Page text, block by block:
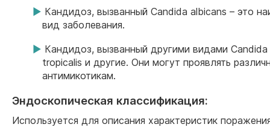
Кандидоз, вызванный Candida albicans – это
вид заболевания.
Кандидоз, вызванный другими видами
tropicalis и другие. Они могут проявлять
антимикотикам.
Эндоскопическая классификация:
Используется для описания характеристик